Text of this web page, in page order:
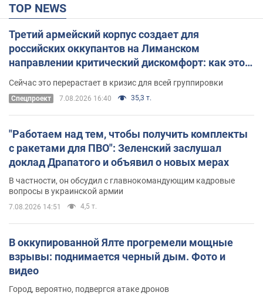
TOP NEWS
Третий армейский корпус создает для
российских оккупантов на Лиманском
направлении критический дискомфорт: как это
удалось
Сейчас это перерастает в кризис для всей группировки
Спецпроект 7.08.2026 16:40 35,3 т.
"Работаем над тем, чтобы получить комплекты
с ракетами для ПВО": Зеленский заслушал
доклад Драпатого и объявил о новых мерах
В частности, он обсудил с главнокомандующим кадровые
вопросы в украинской армии
7.08.2026 14:51 4,5 т.
В оккупированной Ялте прогремели мощные
взрывы: поднимается черный дым. Фото и
видео
Город, вероятно, подвергся атаке дронов